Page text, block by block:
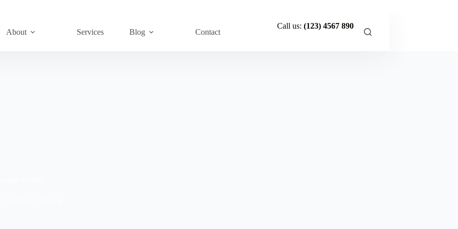
About Services Blog Contact
Call us: (123) 4567 890